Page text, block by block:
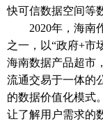
快可信数据空间等
2020年，海南
之一，以“政府+市
海南数据产品超市
流通交易于一体的
的数据价值化模式
让了解用户需求的